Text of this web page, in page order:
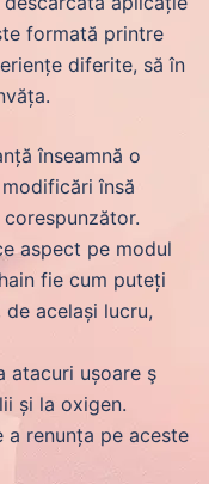
formată printre
diferite, să în
înseamnă o
însă
aspect pe modul
fie cum puteți
același lucru,
atacuri ușoare ş
și la oxigen.
a renunța pe aceste